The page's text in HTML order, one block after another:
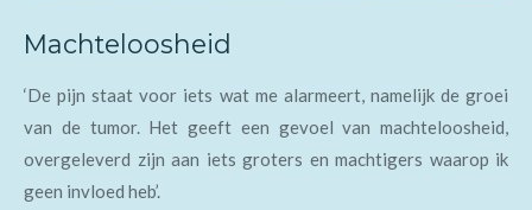
Machteloosheid
‘De pijn staat voor iets wat me alarmeert, namelijk de groei
van de tumor. Het geeft een gevoel van machteloosheid,
overgeleverd zijn aan iets groters en machtigers waarop ik
geen invloed heb’.